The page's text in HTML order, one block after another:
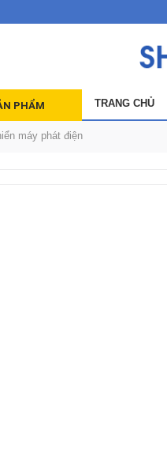
PHẨM TRANG CHỦ
máy phát điện